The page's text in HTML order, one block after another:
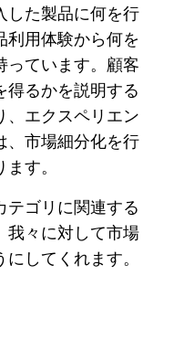
した製品に何を行
利用体験から何を
っています。顧客
得るかを説明する
、エクスペリエン
、市場細分化を行
す。
テゴリに関連する
我々に対して市場
してくれます。